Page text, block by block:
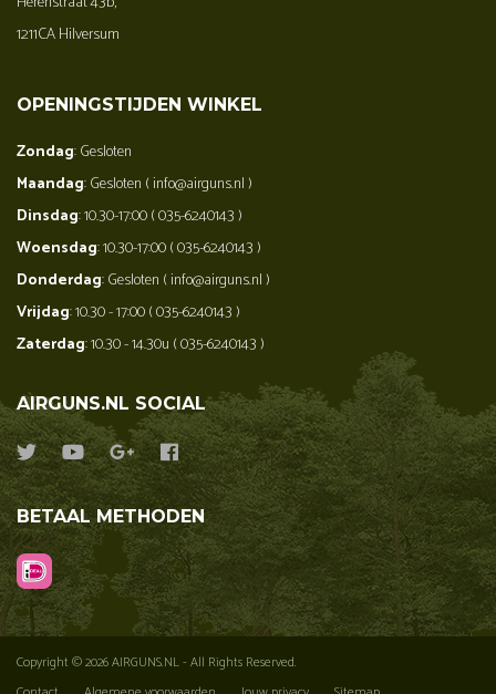
1211CA Hilversum
OPENINGSTIJDEN WINKEL
Zondag: Gesloten
Maandag: Gesloten ( info@airguns.nl )
Dinsdag: 10.30-17:00 ( 035-6240143 )
Woensdag: 10.30-17:00 ( 035-6240143 )
Donderdag: Gesloten ( info@airguns.nl )
Vrijdag: 10.30 - 17:00 ( 035-6240143 )
Zaterdag: 10.30 - 14.30u ( 035-6240143 )
AIRGUNS.NL SOCIAL
BETAAL METHODEN
Copyright © 2026 AIRGUNS.NL - All Rights Reserved.